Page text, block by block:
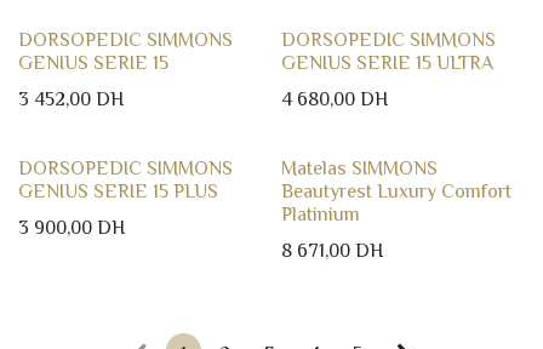
DORSOPEDIC SIMMONS
GENIUS SERIE 15
3 452,00 DH
DORSOPEDIC SIMMONS
GENIUS SERIE 15 ULTRA
4 680,00DH
DORSOPEDIC SIMMONS
GENIUS SERIE 15 PLUS
3 900,00 DH
Matelas SIMMONS
Beautyrest Luxury Comfort
Platinium
8 671,00DH